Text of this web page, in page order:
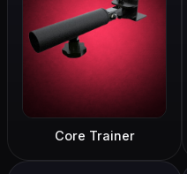
Core Trainer